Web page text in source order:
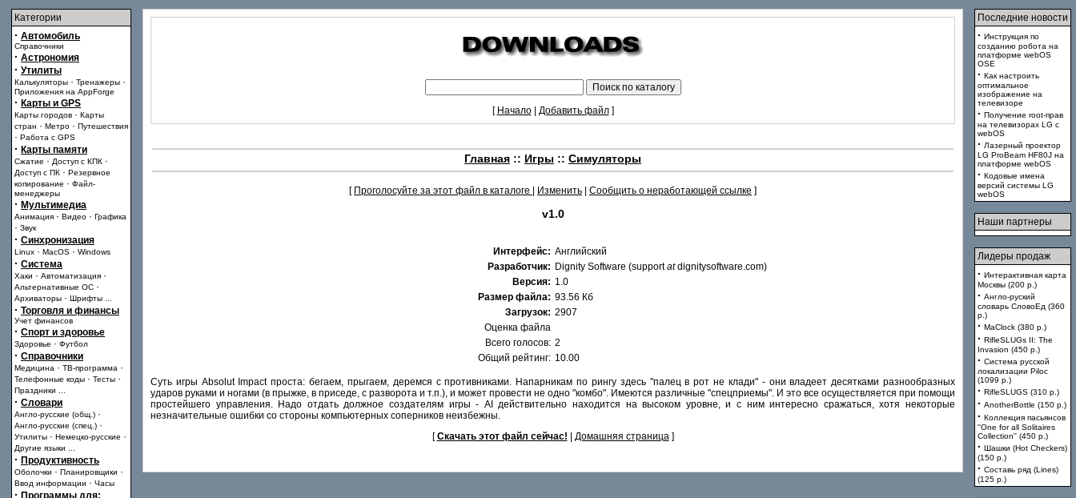
Категории
· Автомобиль
Справочники
· Астрономия
· Утилиты
Калькуляторы · Тренажеры ·
Приложения на AppForge
· Карты и GPS
Карты городов · Карты
стран · Метро · Путешествия
· Работа с GPS
· Карты памяти
Сжатие · Доступ с КПК ·
Доступ с ПК · Резервное
копирование · Файл-
менеджеры
· Мультимедиа
Анимация · Видео · Графика
· Звук
· Синхронизация
Linux · MacOS · Windows
· Система
Хаки · Автоматизация ·
Альтернативные ОС ·
Архиваторы · Шрифты
· Торговля и финансы
Учет финансов
· Спорт и здоровье
Здоровье · Футбол
· Справочники
Медицина · ТВ-программа ·
Телефонные коды · Тесты ·
Праздники
· Словари
Англо-русские (общ.) ·
Англо-русские (спец.) ·
Утилиты · Немецко-русские ·
Другие языки
· Продуктивность
Оболочки · Планировщики ·
Ввод информации · Часы
· Программы для:
[ Начало| Добавить файл]
Главная :: Игры :: Симуляторы
[ Проголосуйте за этот файл в каталоге Изменить Сообщить о неработающей ссылке ]
v1.0
Интерфейс: Английский
Разработчик: Dignity Software (supportatdignitysoftware.com)
Версия: 1.0
Размер файла: 93.56 Кб
Загрузок: 2907
Оценка файла
Всего голосов: 2
Общий рейтинг: 10.00
Суть игры Absolut Impact проста: бегаем, прыгаем, деремся с противниками. Напарникам по рингу здесь "палец в рот не клади" - они владеет десятками разнообразных
ударов руками и ногами (в прыжке, в приседе, с разворота и т.п.), и может провести не одно "комбо". Имеются различные "спецприемы". И это все осуществляется при помощи
простейшего управления. Надо отдать должное создателям игры - AI действительно находится на высоком уровне, и с ним интересно сражаться, хотя некоторые
незначительные ошибки со стороны компьютерных соперников неизбежны.
[Скачать этот файл сейчас! Домашняя страница]
Последние новости
· Инструкция по
созданию робота на
платформе webOS
OSE
· Как настроить
оптимальное
изображение на
телевизоре
· Получение root-прав
на телевизорах LG с
webOS
· Лазерный проектор
LG ProBeam HF80J на
платформе webOS
· Кодовые имена
версий системы LG
webOS
Наши партнеры
Лидеры продаж
· Интерактивная карта
Москвы (200 p.)
· Англо-руский
словарь СловоЕд (360
p.)
· MaClock (380 p.)
· RifleSLUGs II: The
Invasion (450 p.)
· Система русской
локализации Piloc
(1099 p.)
· RifleSLUGS (310 p.)
· AnotherBottle (150 p.)
· Коллекция пасьянсов
''One for all Solitaires
Collection'' (450 p.)
· Шашки (Hot Checkers)
(150 p.)
· Составь ряд (Lines)
(125 p.)